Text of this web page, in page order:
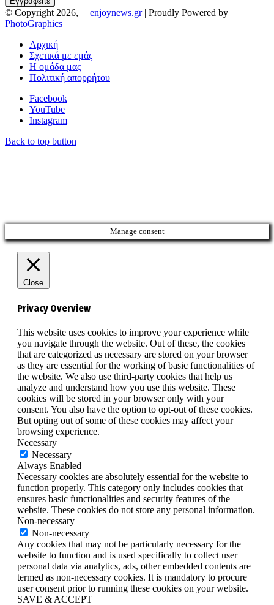
© Copyright 2026, | enjoynews.gr| Proudly Powered by
PhotoGraphics
Αρχική
Σχετικά με εμάς
Η ομάδα μας
Πολιτική απορρήτου
Facebook
YouTube
Instagram
Back to top button
Manage consent
Close
Privacy Overview
This website uses cookies to improve your experience while
you navigate through the website. Out of these, the cookies
that are categorized as necessary are stored on your browser
as they are essential for the working of basic functionalities of
the website. We also use third-party cookies that help us
analyze and understand how you use this website. These
cookies will be stored in your browser only with your
consent. You also have the option to opt-out of these cookies.
But opting out of some of these cookies may affect your
browsing experience.
Necessary
Necessary
Always Enabled
Necessary cookies are absolutely essential for the website to
function properly. This category only includes cookies that
ensures basic functionalities and security features of the
website. These cookies do not store any personal information.
Non-necessary
Non-necessary
Any cookies that may not be particularly necessary for the
website to function and is used specifically to collect user
personal data via analytics, ads, other embedded contents are
termed as non-necessary cookies. It is mandatory to procure
user consent prior to running these cookies on your website.
SAVE & ACCEPT